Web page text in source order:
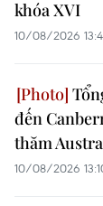
khóa XVI
10/08/2026
đến
thăm
10/08/2026